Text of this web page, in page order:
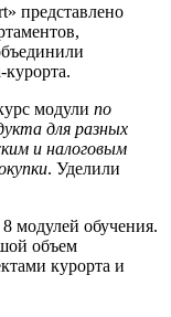
представлено
модули по
для разных
и налоговым
. Уделили
модулей обучения.
объем
курорта и